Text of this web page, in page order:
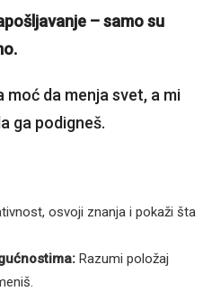
– samo su
moć da menja svet, a mi
ga podigneš.
osvoji znanja i pokaži šta
Razumi položaj